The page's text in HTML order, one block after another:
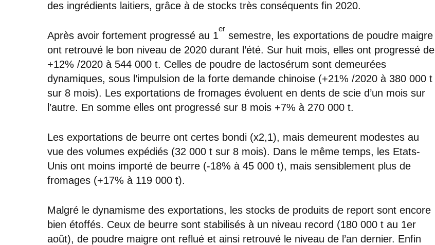
des ingrédients laitiers, grâce à de stocks très conséquents fin 2020.
Après avoir fortement progressé au 1
er
semestre, les exportations de poudre maigre
ont retrouvé le bon niveau de 2020 durant l’été. Sur huit mois, elles ont progressé de
+12% /2020 à 544 000 t. Celles de poudre de lactosérum sont demeurées
dynamiques, sous l’impulsion de la forte demande chinoise (+21% /2020 à 380 000 t
sur 8 mois). Les exportations de fromages évoluent en dents de scie d’un mois sur
l’autre. En somme elles ont progressé sur 8 mois +7% à 270 000 t.
Les exportations de beurre ont certes bondi (x2,1), mais demeurent modestes au
vue des volumes expédiés (32 000 t sur 8 mois). Dans le même temps, les Etats-
Unis ont moins importé de beurre (-18% à 45 000 t), mais sensiblement plus de
fromages (+17% à 119 000 t).
Malgré le dynamisme des exportations, les stocks de produits de report sont encore
bien étoffés. Ceux de beurre sont stabilisés à un niveau record (180 000 t au 1er
août), de poudre maigre ont reflué et ainsi retrouvé le niveau de l’an dernier. Enfin